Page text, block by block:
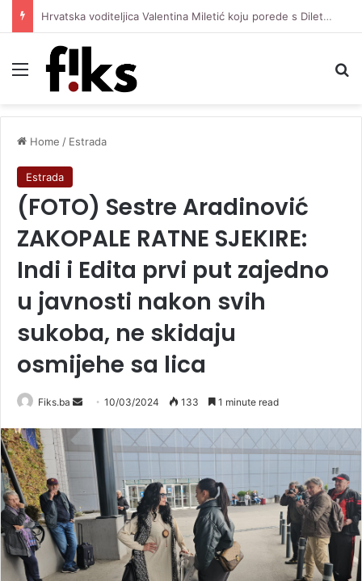
Hrvatska voditeljica Valentina Miletić koju porede s Dilettom Leotom oduševila pozirajući u bikiniju
Menu
Home / Estrada
Estrada
(FOTO) Sestre Aradinović
ZAKOPALE RATNE SJEKIRE:
Indi i Edita prvi put zajedno
u javnosti nakon svih
sukoba, ne skidaju
osmijehe sa lica
Fiks.ba
Send
email
10/03/2024 133 1 minute read